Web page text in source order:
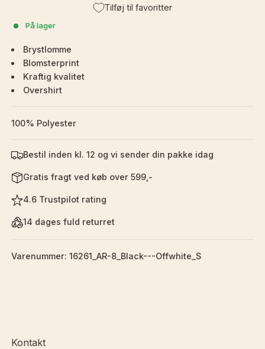
Tilføj til favoritter
På lager
Brystlomme
Blomsterprint
Kraftig kvalitet
Overshirt
100% Polyester
Bestil inden kl. 12 og vi sender din pakke idag
Gratis fragt ved køb over 599,-
4.6 Trustpilot rating
14 dages fuld returret
Varenummer: 16261_AR-8_Black---Offwhite_S
Kontakt